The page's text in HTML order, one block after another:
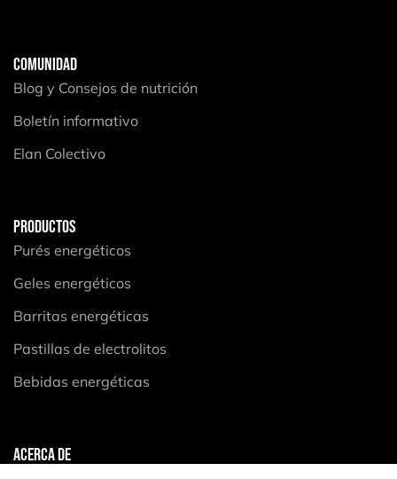
COMUNIDAD
Blog y Consejos de nutrición
Boletín informativo
Elan Colectivo
PRODUCTOS
Purés energéticos
Geles energéticos
Barritas energéticas
Pastillas de electrolitos
Bebidas energéticas
ACERCA DE